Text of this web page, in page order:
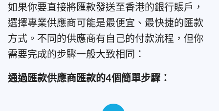
如果你要直接將匯款發送至香港的銀行賬戶，
選擇專業供應商可能是最便宜、最快捷的匯款
方式。不同的供應商有自己的付款流程，但你
需要完成的步驟一般大致相同：
通過匯款供應商匯款的4個簡單步驟：